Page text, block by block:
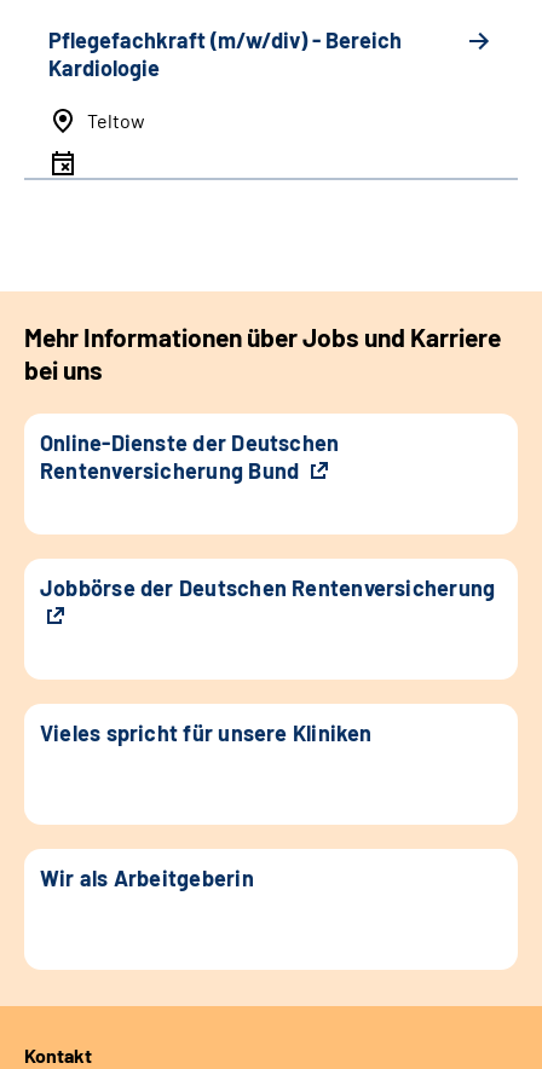
Pflegefachkraft (m/w/div) - Bereich
Kardiologie
Teltow
Mehr Informationen über Jobs und Karriere
bei uns
Online-Dienste der Deutschen
Rentenversicherung Bund
Jobbörse der Deutschen Rentenversicherung
Vieles spricht für unsere Kliniken
Wir als Arbeitgeberin
Kontakt